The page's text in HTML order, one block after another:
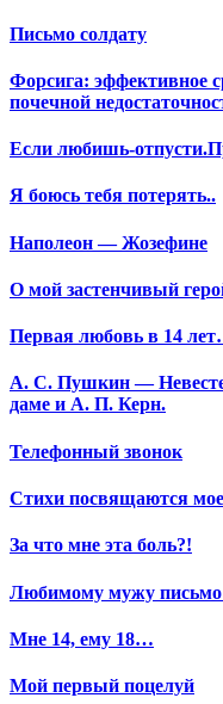
Письмо солдату
Форсига: эффективное
почечной
Если любишь-
Я боюсь тебя потерять..
Наполеон — Жозефине
О мой застенчивый
Первая любовь в 14
А. С. Пушкин —
даме и А. П. Керн.
Телефонный звонок
Стихи посвящаются
За что мне эта боль?!
Любимому мужу
Мне 14, ему 18…
Мой первый поцелуй